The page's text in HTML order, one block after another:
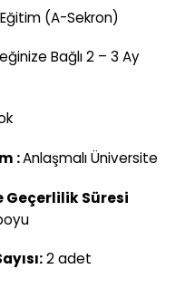
(A-Sekron)
Bağlı 2 – 3 Ay
:Anlaşmalı Üniversite
Geçerlilik Süresi
2 adet